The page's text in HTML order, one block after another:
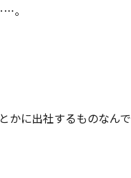
。
かに出社するものなんで